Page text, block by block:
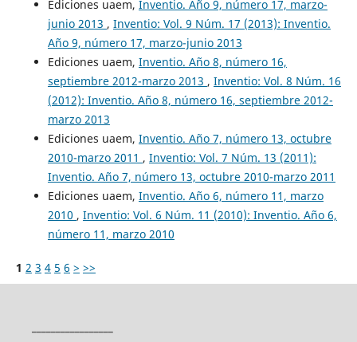
Ediciones uaem, Inventio. Año 9, número 17, marzo-
junio 2013 , Inventio: Vol. 9 Núm. 17 (2013): Inventio.
Año 9, número 17, marzo-junio 2013
Ediciones uaem, Inventio. Año 8, número 16,
septiembre 2012-marzo 2013 , Inventio: Vol. 8 Núm. 16
(2012): Inventio. Año 8, número 16, septiembre 2012-
marzo 2013
Ediciones uaem, Inventio. Año 7, número 13, octubre
2010-marzo 2011 , Inventio: Vol. 7 Núm. 13 (2011):
Inventio. Año 7, número 13, octubre 2010-marzo 2011
Ediciones uaem, Inventio. Año 6, número 11, marzo
2010 , Inventio: Vol. 6 Núm. 11 (2010): Inventio. Año 6,
número 11, marzo 2010
1 2 3 4 5 6 > >>